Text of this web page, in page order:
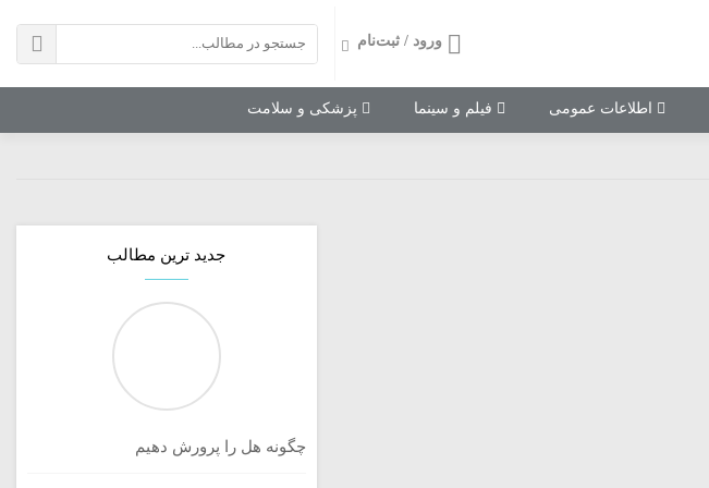
ورود / ثبت‌نام
اطلاعات عمومی فیلم و سینما پزشکی و سلامت
جدید ترین مطالب
چگونه هل را پرورش دهیم